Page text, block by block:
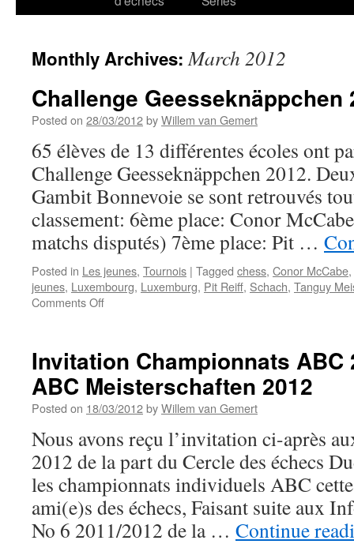
Monthly Archives:March 2012
Challenge Geesseknäppchen
Posted on 28/03/2012byWillem van Gemert
65 élèves de 13 différentes écoles ont
Challenge Geesseknäppchen 2012.
Gambit Bonnevoie se sont retrouvés
classement: 6ème place: Conor
matchs disputés) 7ème place: Pit …
Posted in Les jeunes, Tournois | Tagged chess, Conor McCabe,
jeunes, Luxembourg, Luxemburg, Pit Reiff, Schach, Tanguy
Comments Offon
–
Résultats
Invitation Championnats ABC
ABC Meisterschaften 2012
Posted on 18/03/2012byWillem van Gemert
Nous avons reçu l’invitation ci-après
2012 de la part du Cercle des échecs
les championnats individuels ABC
ami(e)s des échecs, Faisant suite aux
No 6 2011/2012 de la … Continue